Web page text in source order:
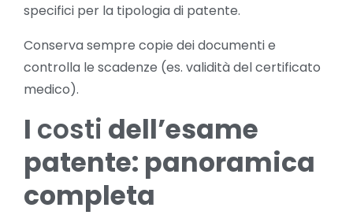
specifici per la tipologia di patente.
Conserva sempre copie dei documenti e
controlla le scadenze (es. validità del certificato
medico).
I costi dell’esame
patente: panoramica
completa